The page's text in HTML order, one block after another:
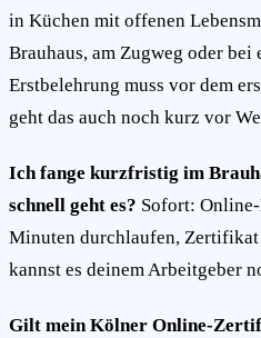
in Küchen mit offenen
Brauhaus, am Zugweg oder bei
Erstbelehrung muss vor dem
geht das auch noch kurz vor
Ich fange kurzfristig im
schnell geht es? Sofort:
Minuten durchlaufen, Zertifikat
kannst es deinem Arbeitgeber
Gilt mein Kölner Online-